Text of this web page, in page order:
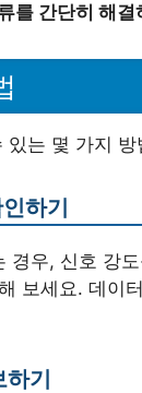
를 간단히 해
있는 몇 가지
하기
경우, 신호 강
보세요. 데이
하기